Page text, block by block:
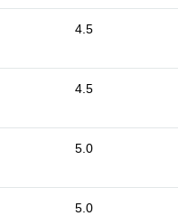
4.5
4.5
5.0
5.0